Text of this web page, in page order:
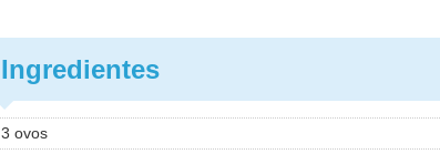
Ingredientes
3 ovos